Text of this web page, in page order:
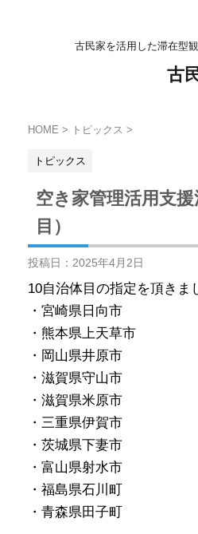
古民家を活用した滞在型
古
HOME > トピックス >
トピックス
空き家管理活用支
目）
投稿日： 2025年4月2日
10自治体目の指定を頂きま
・宮崎県日向市
・熊本県上天草市
・岡山県井原市
・滋賀県守山市
・滋賀県米原市
・三重県伊賀市
・茨城県下妻市
・富山県射水市
・福島県石川町
・青森県田子町